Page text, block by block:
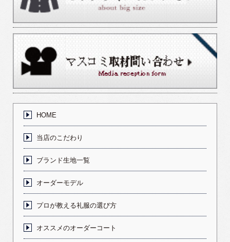
HOME
当店のこだわり
ブランド生地一覧
オーダーモデル
プロが教える礼服の選び方
オススメのオーダーコート